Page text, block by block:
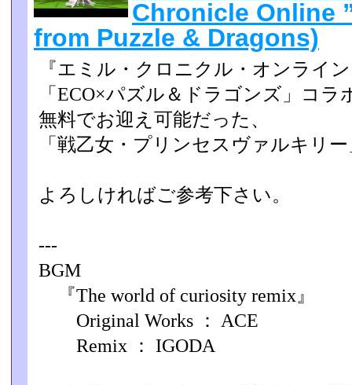
Chronicle Online
from Puzzle & Dragons)
『エミル・クロニクル・オンライ
「ECO×パズル＆ドラゴンズ」コラ
無料でお迎え可­能だった、
「戦乙女・プリンセスヴァルキリ
よろしければご参考下さい。
---
BGM
『The world of curiosity remix』
Original Works ： ACE
Remix ： IGODA